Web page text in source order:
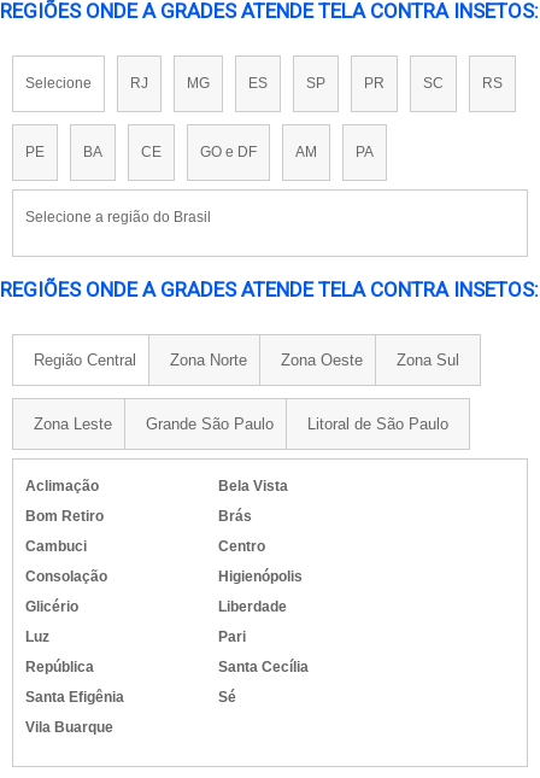
REGIÕES ONDE A GRADES ATENDE TELA CONTRA INSETOS:
Selecione RJ MG ES SP PR SC RS
PE BA CE GO e DF AM PA
Selecione a região do Brasil
REGIÕES ONDE A GRADES ATENDE TELA CONTRA INSETOS:
Região Central Zona Norte Zona Oeste Zona Sul
Zona Leste Grande São Paulo Litoral de São Paulo
Aclimação
Bela Vista
Bom Retiro
Brás
Cambuci
Centro
Consolação
Higienópolis
Glicério
Liberdade
Luz
Pari
República
Santa Cecília
Santa Efigênia
Sé
Vila Buarque